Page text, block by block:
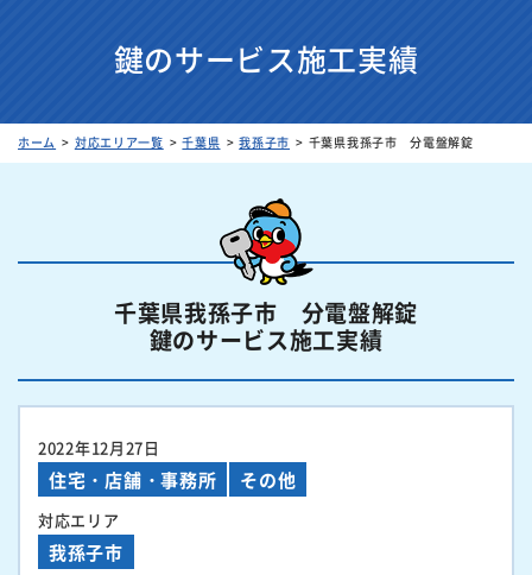
鍵のサービス施工実績
ホーム 対応エリア一覧 千葉県 我孫子市 千葉県我孫子市 分電盤解錠
千葉県我孫子市 分電盤解錠
鍵のサービス施工実績
2022年12月27日
住宅・店舗・事務所 その他
対応エリア
我孫子市